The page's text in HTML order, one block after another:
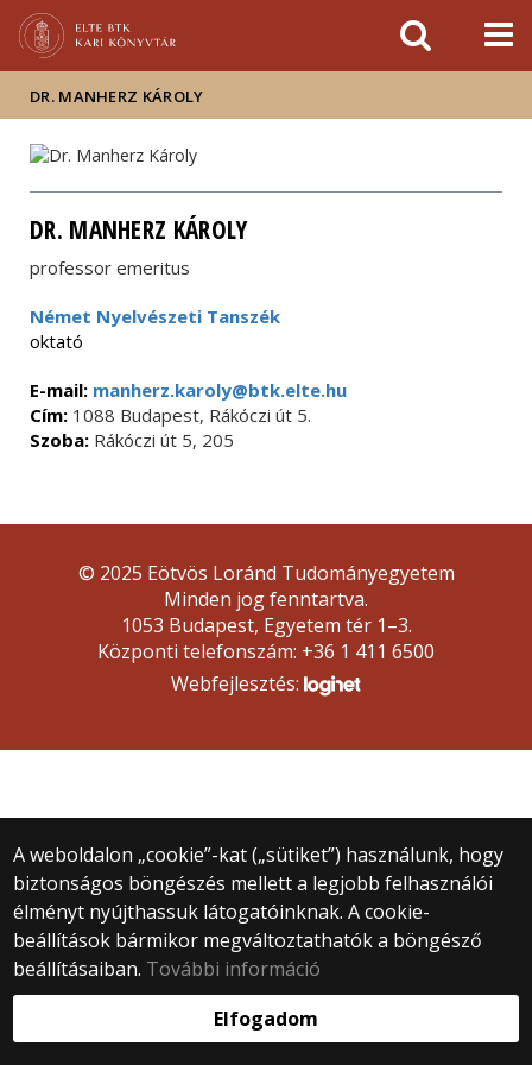
sajtóban
DR. MANHERZ KÁROLY
DR. MANHERZ KÁROLY
professor emeritus
Német Nyelvészeti Tanszék
oktató
E-mail: manherz.karoly@btk.elte.hu
Cím: 1088 Budapest, Rákóczi út 5.
Szoba: Rákóczi út 5, 205
A weboldalon „cookie”-kat („sütiket”) használunk, hogy
biztonságos böngészés mellett a legjobb felhasználói
élményt nyújthassuk látogatóinknak. A cookie-
beállítások bármikor megváltoztathatók a böngésző
beállításaiban. További információ
Elfogadom
© 2025 Eötvös Loránd Tudományegyetem
Minden jog fenntartva.
1053 Budapest, Egyetem tér 1–3.
Központi telefonszám: +36 1 411 6500
Webfejlesztés: